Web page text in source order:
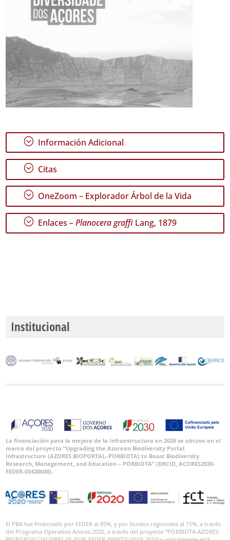
; Información Adicional
; Citas
; OneZoom – Explorador Árbol de la Vida
; Enlaces –Planocera graffi Lang, 1879
Institucional
La financiación para la mejora de la Infraestructura en 2026 se obtuvo en el
marco del proyecto “Upgrading the Azorean Biodiversity Portal
Infrastructure (AZORES BIOPORTAL–PORBIOTA) to Boost Biodiversity
Research, Management, and Education – PORBIOTA” (DRCID, ACORES2030-
FEDER-03420600).
El PBA fue financiado por FEDER al 85%, y por fondos regionales al 15%, a través
del Programa Operativo Azores 2020, a través del proyecto “PORBIOTA-AZORES